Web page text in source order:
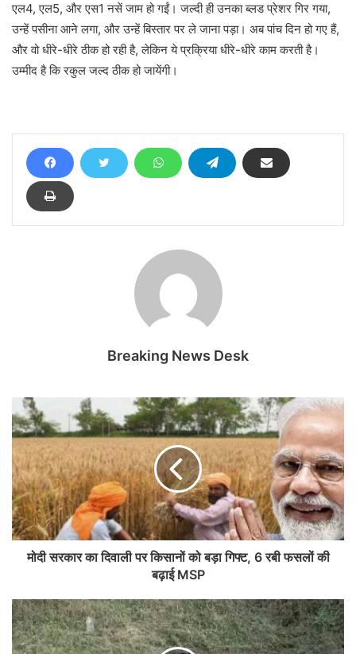
एल4, एल5, और एस1 नसें जाम हो गईं। जल्दी ही उनका ब्लड प्रेशर गिर गया,
उन्हें पसीना आने लगा, और उन्हें बिस्तार पर ले जाना पड़ा। अब पांच दिन हो गए हैं,
और वो धीरे-धीरे ठीक हो रही है, लेकिन ये प्रक्रिया धीरे-धीरे काम करती है।
उम्मीद है कि रकुल जल्द ठीक हो जायेंगी।
Breaking News Desk
मोदी सरकार का दिवाली पर किसानों को बड़ा गिफ्ट, 6 रबी फसलों की
बढ़ाई MSP